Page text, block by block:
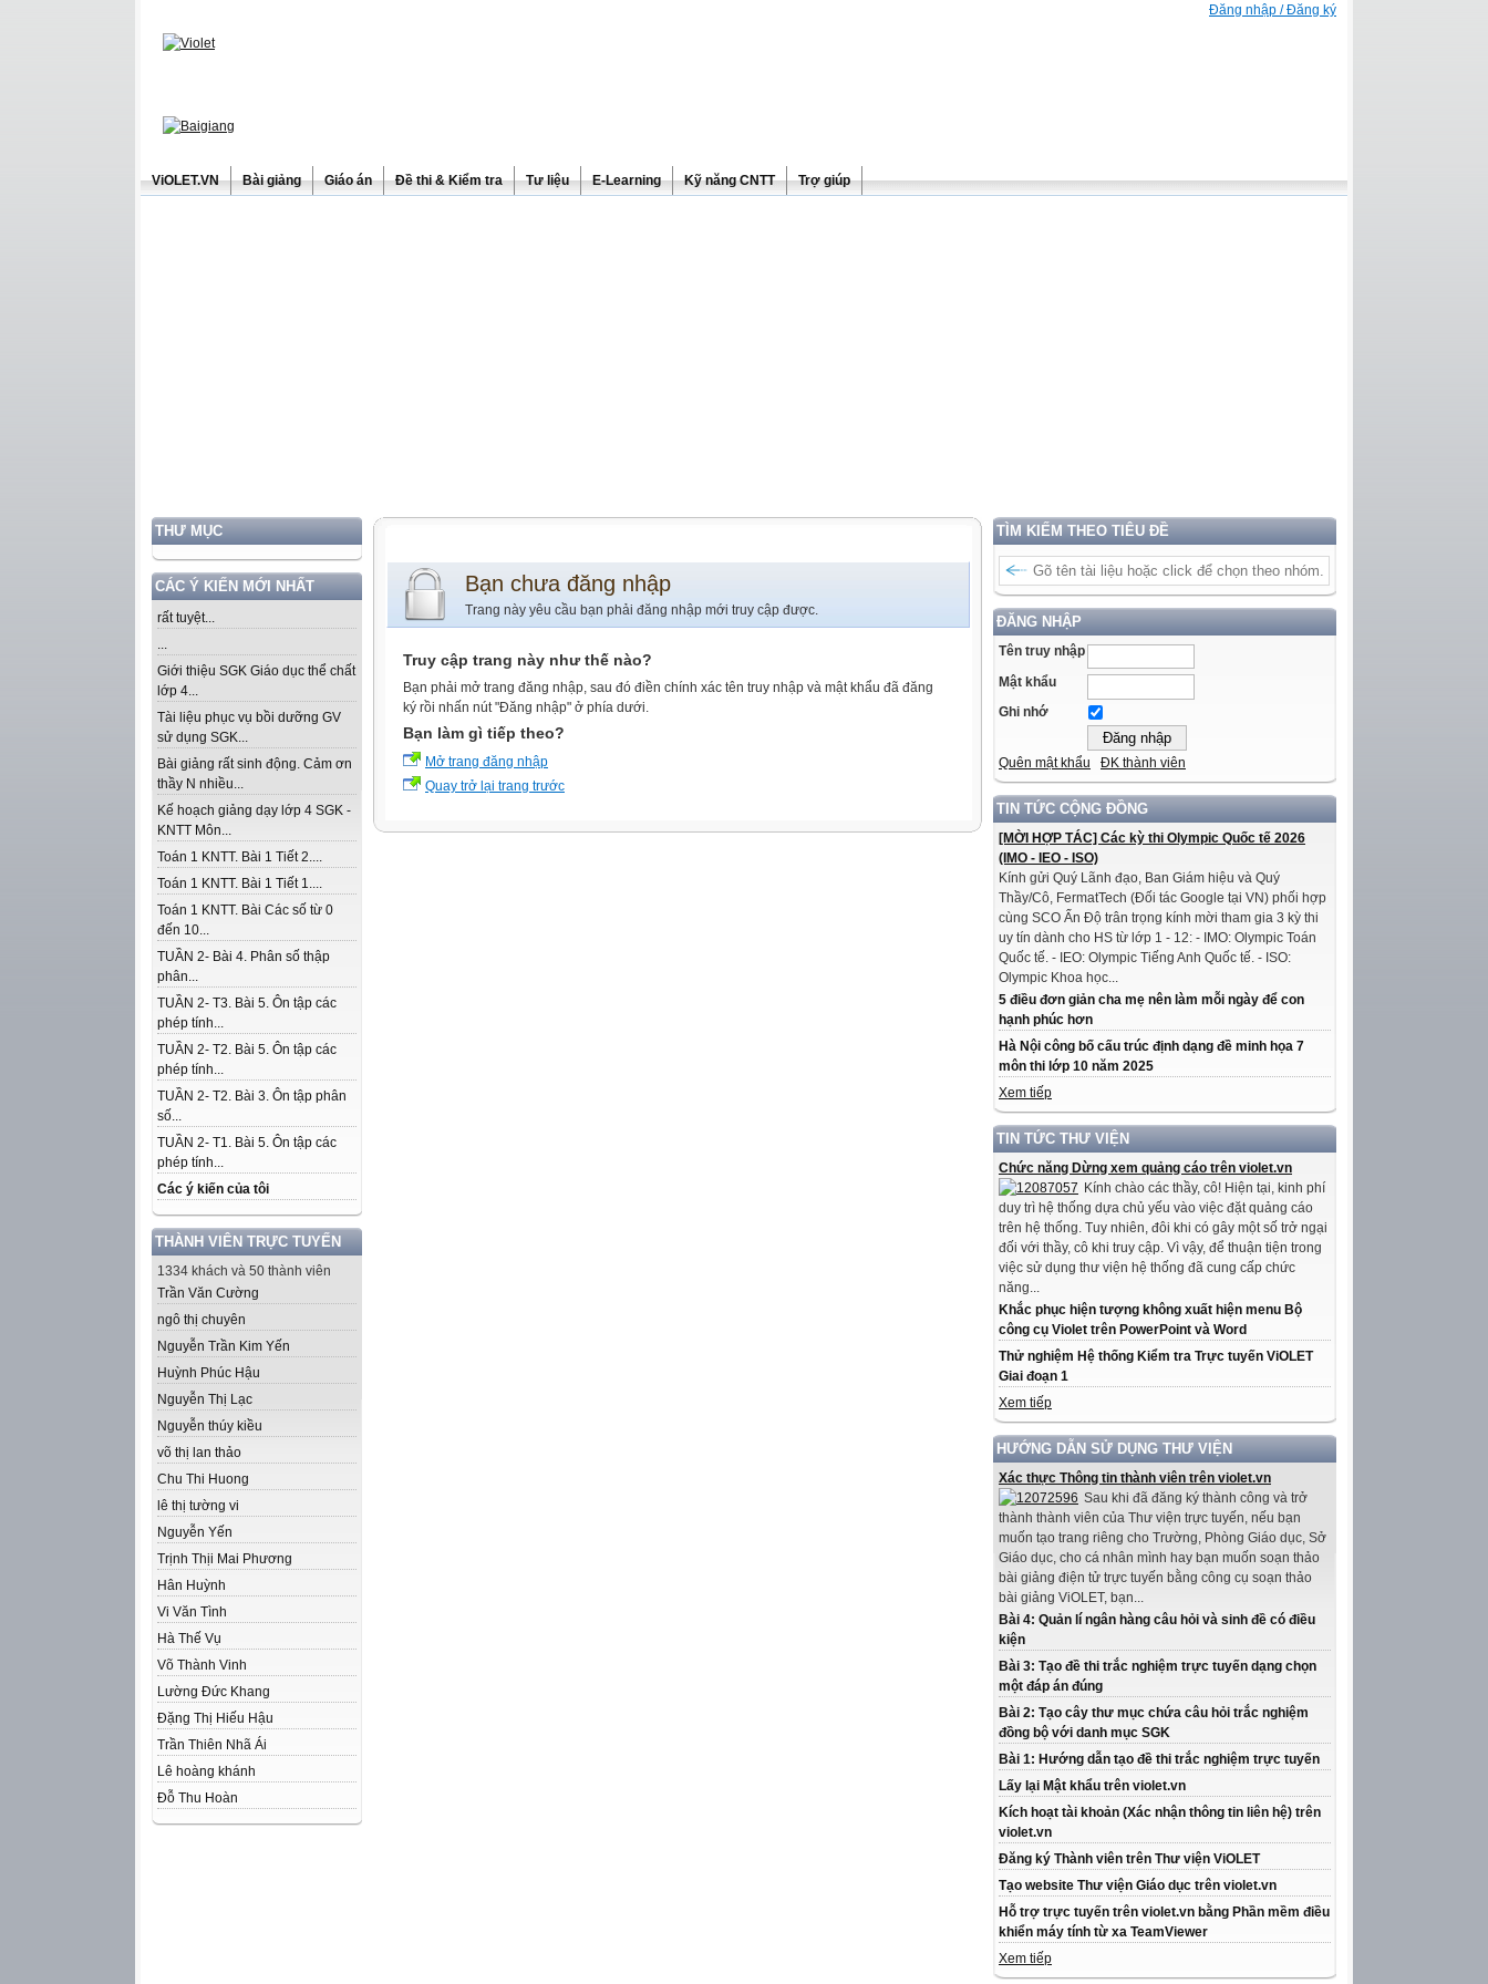
Đăng nhập / Đăng ký
ViOLET.VN Bài giảng Giáo án Đề thi & Kiểm tra Tư liệu E-Learning Kỹ năng CNTT Trợ giúp
THƯ MỤC
CÁC Ý KIẾN MỚI NHẤT
rất tuyệt...
...
Giới thiệu SGK Giáo dục thể chất
lớp 4...
Tài liệu phục vụ bồi dưỡng GV
sử dụng SGK...
Bài giảng rất sinh động. Cảm ơn
thầy N nhiều...
Kế hoạch giảng dạy lớp 4 SGK -
KNTT Môn...
Toán 1 KNTT. Bài 1 Tiết 2....
Toán 1 KNTT. Bài 1 Tiết 1....
Toán 1 KNTT. Bài Các số từ 0
đến 10...
TUẦN 2- Bài 4. Phân số thập
phân...
TUẦN 2- T3. Bài 5. Ôn tập các
phép tính...
TUẦN 2- T2. Bài 5. Ôn tập các
phép tính...
TUẦN 2- T2. Bài 3. Ôn tập phân
số...
TUẦN 2- T1. Bài 5. Ôn tập các
phép tính...
Các ý kiến của tôi
THÀNH VIÊN TRỰC TUYẾN
1334 khách và 50 thành viên
Trần Văn Cường
ngô thị chuyên
Nguyễn Trần Kim Yến
Huỳnh Phúc Hậu
Nguyễn Thị Lạc
Nguyễn thúy kiều
võ thị lan thảo
Chu Thi Huong
lê thị tường vi
Nguyễn Yến
Trịnh Thịi Mai Phương
Hân Huỳnh
Vi Văn Tình
Hà Thế Vụ
Võ Thành Vinh
Lường Đức Khang
Đặng Thị Hiếu Hậu
Trần Thiên Nhã Ái
Lê hoàng khánh
Đỗ Thu Hoàn
TÌM KIẾM THEO TIÊU ĐỀ
ĐĂNG NHẬP
Tên truy nhập
Mật khẩu
Ghi nhớ
Quên mật khẩu ĐK thành viên
TIN TỨC CỘNG ĐỒNG
[MỜI HỢP TÁC] Các kỳ thi Olympic Quốc tế 2026
(IMO - IEO - ISO)
Kính gửi Quý Lãnh đạo, Ban Giám hiệu và Quý
Thầy/Cô, FermatTech (Đối tác Google tại VN) phối hợp
cùng SCO Ấn Độ trân trọng kính mời tham gia 3 kỳ thi
uy tín dành cho HS từ lớp 1 - 12: - IMO: Olympic Toán
Quốc tế. - IEO: Olympic Tiếng Anh Quốc tế. - ISO:
Olympic Khoa học...
5 điều đơn giản cha mẹ nên làm mỗi ngày để con
hạnh phúc hơn
Hà Nội công bố cấu trúc định dạng đề minh họa 7
môn thi lớp 10 năm 2025
Xem tiếp
TIN TỨC THƯ VIỆN
Chức năng Dừng xem quảng cáo trên violet.vn
Kính chào các thầy, cô! Hiện tại, kinh phí
duy trì hệ thống dựa chủ yếu vào việc đặt quảng cáo
trên hệ thống. Tuy nhiên, đôi khi có gây một số trở ngại
đối với thầy, cô khi truy cập. Vì vậy, để thuận tiện trong
việc sử dụng thư viện hệ thống đã cung cấp chức
năng...
Khắc phục hiện tượng không xuất hiện menu Bộ
công cụ Violet trên PowerPoint và Word
Thử nghiệm Hệ thống Kiểm tra Trực tuyến ViOLET
Giai đoạn 1
Xem tiếp
HƯỚNG DẪN SỬ DỤNG THƯ VIỆN
Xác thực Thông tin thành viên trên violet.vn
Sau khi đã đăng ký thành công và trở
thành thành viên của Thư viện trực tuyến, nếu bạn
muốn tạo trang riêng cho Trường, Phòng Giáo dục, Sở
Giáo dục, cho cá nhân mình hay bạn muốn soạn thảo
bài giảng điện tử trực tuyến bằng công cụ soạn thảo
bài giảng ViOLET, bạn...
Bài 4: Quản lí ngân hàng câu hỏi và sinh đề có điều
kiện
Bài 3: Tạo đề thi trắc nghiệm trực tuyến dạng chọn
một đáp án đúng
Bài 2: Tạo cây thư mục chứa câu hỏi trắc nghiệm
đồng bộ với danh mục SGK
Bài 1: Hướng dẫn tạo đề thi trắc nghiệm trực tuyến
Lấy lại Mật khẩu trên violet.vn
Kích hoạt tài khoản (Xác nhận thông tin liên hệ) trên
violet.vn
Đăng ký Thành viên trên Thư viện ViOLET
Tạo website Thư viện Giáo dục trên violet.vn
Hỗ trợ trực tuyến trên violet.vn bằng Phần mềm điều
khiển máy tính từ xa TeamViewer
Xem tiếp
Bạn chưa đăng nhập
Trang này yêu cầu bạn phải đăng nhập mới truy cập được.
Truy cập trang này như thế nào?
Bạn phải mở trang đăng nhập, sau đó điền chính xác tên truy nhập và mật khẩu đã đăng
ký rồi nhấn nút "Đăng nhập" ở phía dưới.
Bạn làm gì tiếp theo?
Mở trang đăng nhập
Quay trở lại trang trước